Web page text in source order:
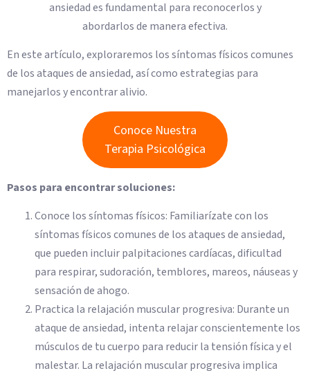
ansiedad es fundamental para reconocerlos y
abordarlos de manera efectiva.
En este artículo, exploraremos los síntomas físicos comunes
de los ataques de ansiedad, así como estrategias para
manejarlos y encontrar alivio.
Conoce Nuestra
Terapia Psicológica
Pasos para encontrar soluciones:
Conoce los síntomas físicos: Familiarízate con los
síntomas físicos comunes de los ataques de ansiedad,
que pueden incluir palpitaciones cardíacas, dificultad
para respirar, sudoración, temblores, mareos, náuseas y
sensación de ahogo.
Practica la relajación muscular progresiva: Durante un
ataque de ansiedad, intenta relajar conscientemente los
músculos de tu cuerpo para reducir la tensión física y el
malestar. La relajación muscular progresiva implica